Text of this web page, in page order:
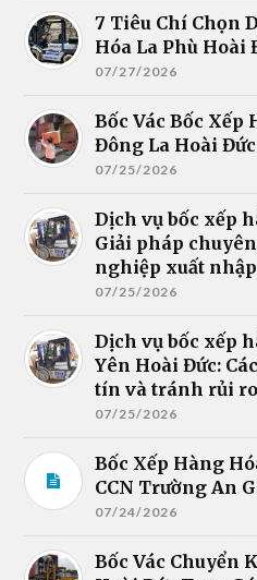
7 Tiêu Chí Chọn
Hóa La Phù Hoài
07/27/2026
Bốc Vác Bốc Xếp
Đông La Hoài
07/25/2026
Dịch vụ bốc xếp
Giải pháp
nghiệp xuất
07/25/2026
Dịch vụ bốc xếp
Yên Hoài Đức:
tín và tránh rủi ro
07/25/2026
Bốc Xếp Hàng
CCN Trường An
07/24/2026
Bốc Vác Chuyển